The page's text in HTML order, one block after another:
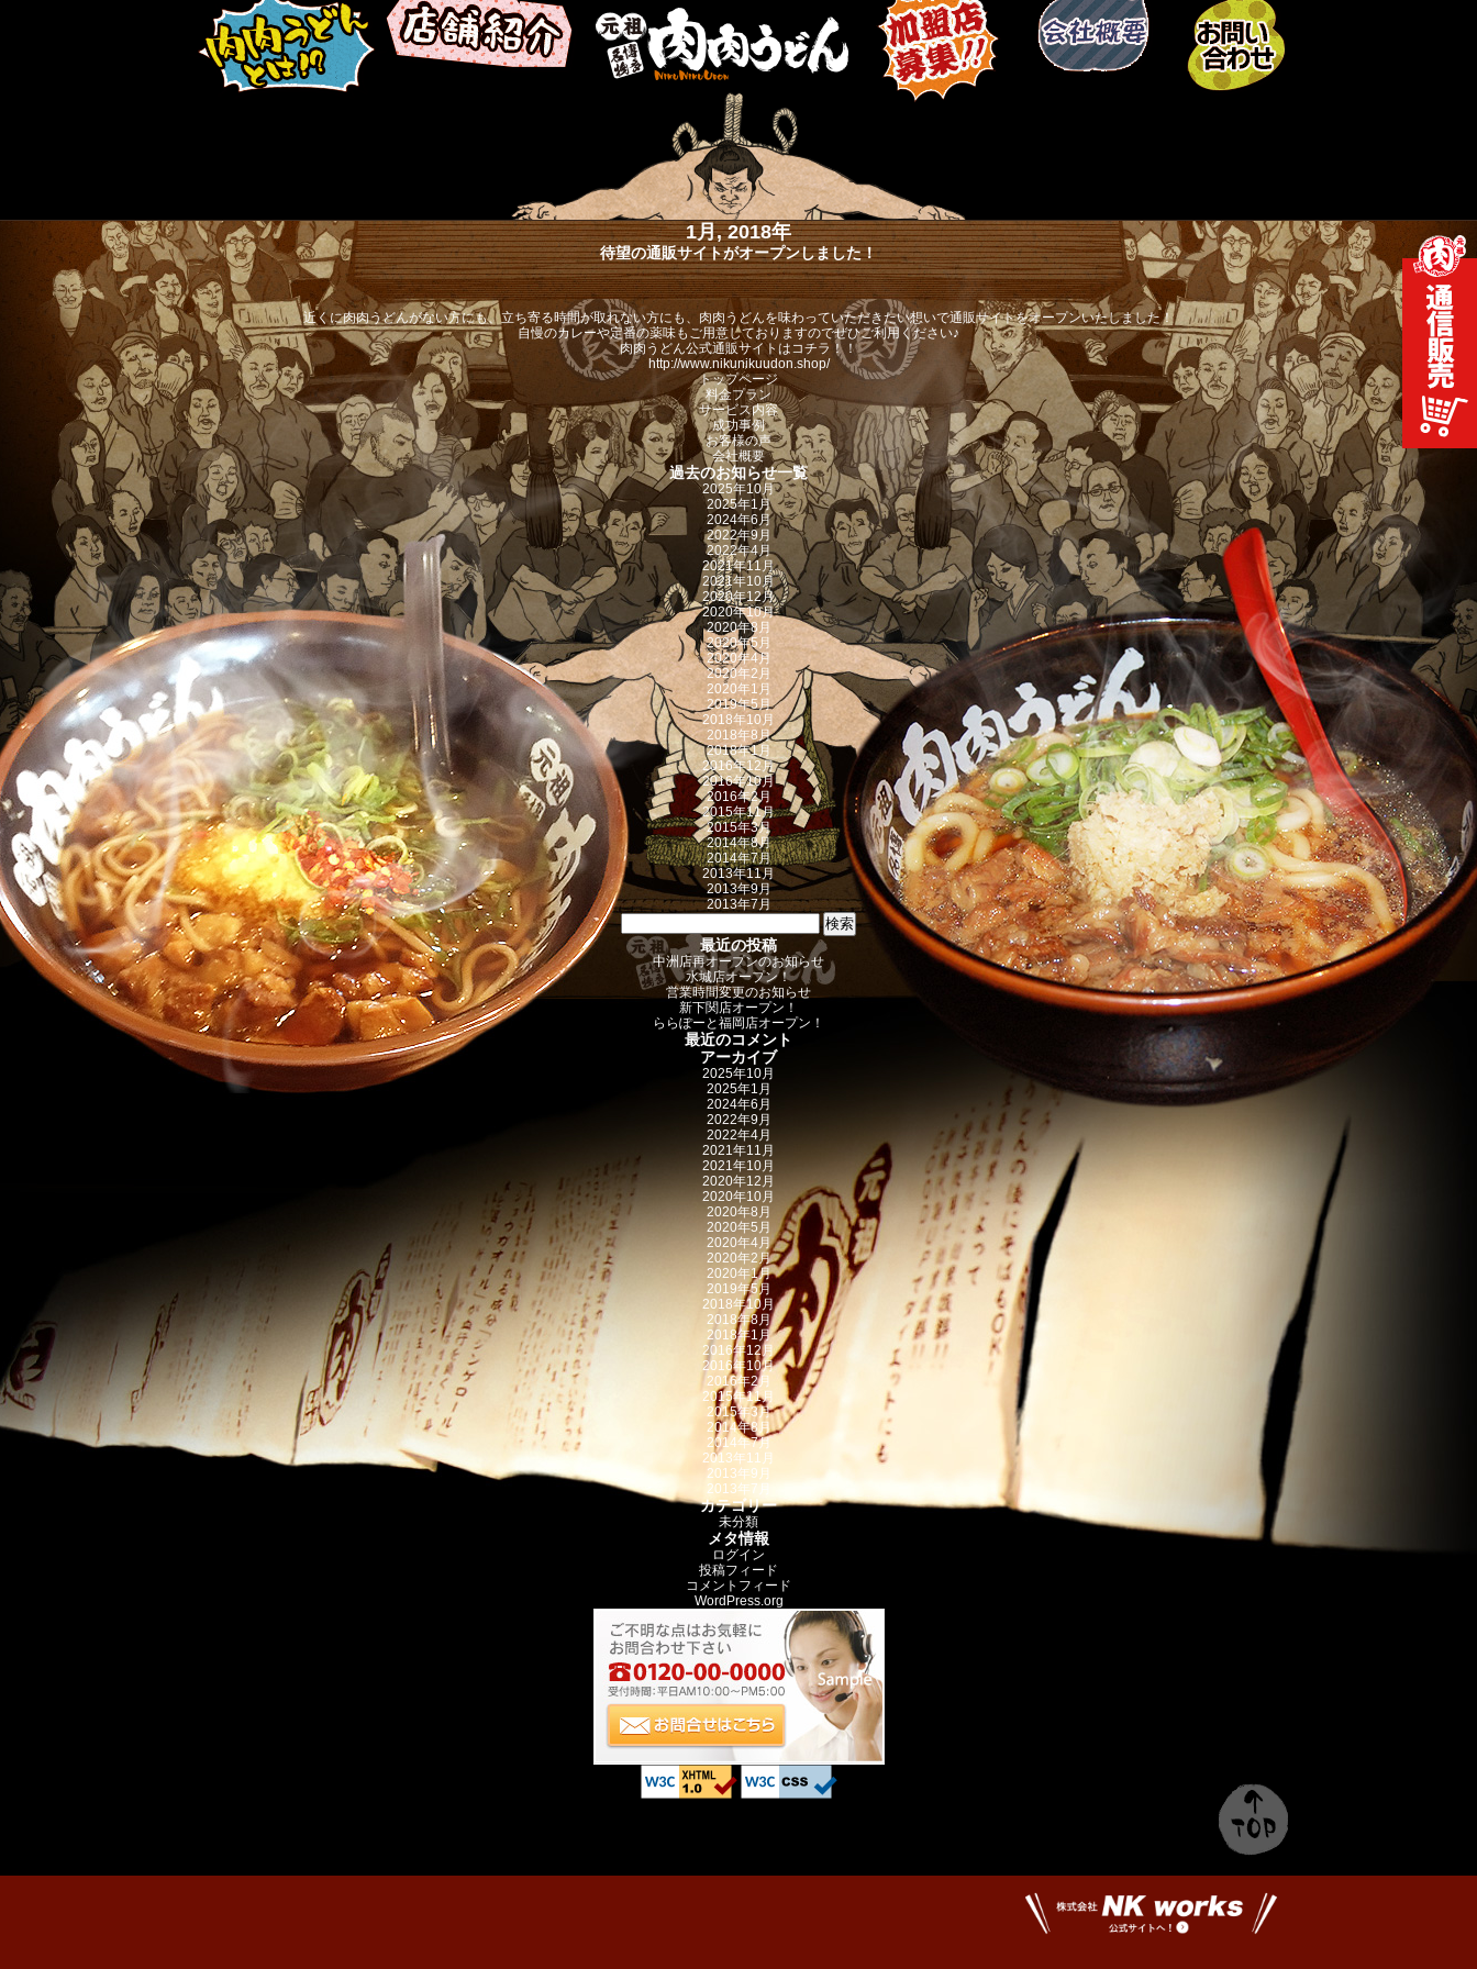
1月, 2018年
待望の通販サイトがオープンしました！
2018-01-11
近くに肉肉うどんがない方にも、立ち寄る時間が取れない方にも、肉肉うどんを味わっていただきたい想いで通販サイトをオープンいたしました！
自慢のカレーや定番の薬味もご用意しておりますのでぜひご利用ください♪
肉肉うどん公式通販サイトはコチラ！！
http://www.nikunikuudon.shop/
トップページ
料金プラン
サービス内容
成功事例
お客様の声
会社概要
過去のお知らせ一覧
2025年10月
2025年1月
2024年6月
2022年9月
2022年4月
2021年11月
2021年10月
2020年12月
2020年10月
2020年8月
2020年5月
2020年4月
2020年2月
2020年1月
2019年5月
2018年10月
2018年8月
2018年1月
2016年12月
2016年10月
2016年2月
2015年11月
2015年3月
2014年8月
2014年7月
2013年11月
2013年9月
2013年7月
検索:
最近の投稿
中洲店再オープンのお知らせ
水城店オープン！
営業時間変更のお知らせ
新下関店オープン！
ららぽーと福岡店オープン！
最近のコメント
アーカイブ
2025年10月
2025年1月
2024年6月
2022年9月
2022年4月
2021年11月
2021年10月
2020年12月
2020年10月
2020年8月
2020年5月
2020年4月
2020年2月
2020年1月
2019年5月
2018年10月
2018年8月
2018年1月
2016年12月
2016年10月
2016年2月
2015年11月
2015年3月
2014年8月
2014年7月
2013年11月
2013年9月
2013年7月
カテゴリー
未分類
メタ情報
ログイン
投稿フィード
コメントフィード
WordPress.org